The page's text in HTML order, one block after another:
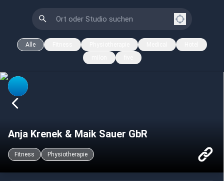
Alle
Anja Krenek & Maik Sauer GbR
Fitness Physiotherapie